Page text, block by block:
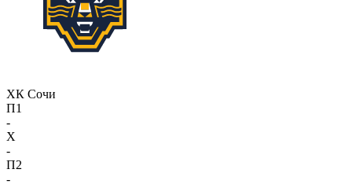
ХК Сочи
П1
-
X
-
П2
-